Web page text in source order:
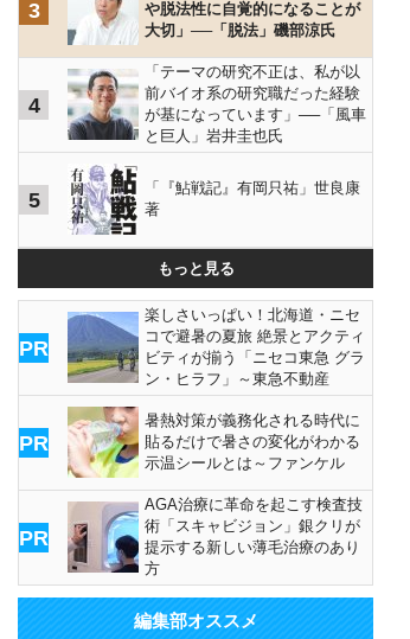
3
や脱法性に自覚的になることが
大切」──「脱法」磯部涼氏
4
「テーマの研究不正は、私が以
前バイオ系の研究職だった経験
が基になっています」──「風車
と巨人」岩井圭也氏
5
「『鮎戦記』有岡只祐」世良康
著
もっと見る
PR
楽しさいっぱい！北海道・ニセ
コで避暑の夏旅 絶景とアクティ
ビティが揃う「ニセコ東急 グラ
ン・ヒラフ」～東急不動産
PR
暑熱対策が義務化される時代に
貼るだけで暑さの変化がわかる
示温シールとは～ファンケル
PR
AGA治療に革命を起こす検査技
術「スキャビジョン」銀クリが
提示する新しい薄毛治療のあり
方
編集部オススメ